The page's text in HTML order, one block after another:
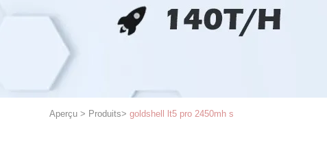
Aperçu > Produits> goldshell lt5 pro 2450mh s